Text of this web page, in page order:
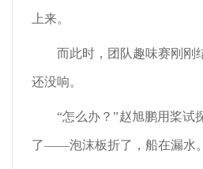
上来。
而此时，团队趣味赛刚刚
还没响。
“怎么办？”赵旭鹏用桨试
了——泡沫板折了，船在漏水。